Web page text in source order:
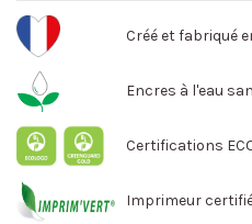
Créé et fabriqué
Encres à l'eau
Certifications
Imprimeur certifié